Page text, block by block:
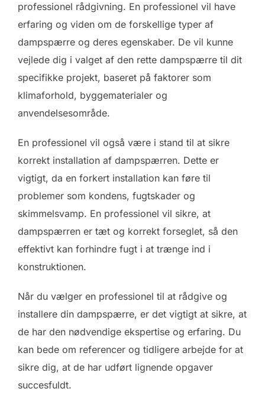
professionel rådgivning. En professionel vil have
erfaring og viden om de forskellige typer af
dampspærre og deres egenskaber. De vil kunne
vejlede dig i valget af den rette dampspærre til dit
specifikke projekt, baseret på faktorer som
klimaforhold, byggematerialer og
anvendelsesområde.
En professionel vil også være i stand til at sikre
korrekt installation af dampspærren. Dette er
vigtigt, da en forkert installation kan føre til
problemer som kondens, fugtskader og
skimmelsvamp. En professionel vil sikre, at
dampspærren er tæt og korrekt forseglet, så den
effektivt kan forhindre fugt i at trænge ind i
konstruktionen.
Når du vælger en professionel til at rådgive og
installere din dampspærre, er det vigtigt at sikre, at
de har den nødvendige ekspertise og erfaring. Du
kan bede om referencer og tidligere arbejde for at
sikre dig, at de har udført lignende opgaver
succesfuldt.